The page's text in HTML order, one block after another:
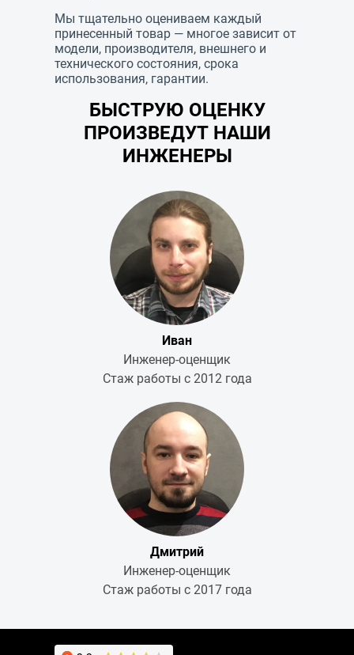
Мы тщательно оцениваем каждый
принесенный товар — многое зависит от
модели, производителя, внешнего и
технического состояния, срока
использования, гарантии.
БЫСТРУЮ ОЦЕНКУ
ПРОИЗВЕДУТ НАШИ
ИНЖЕНЕРЫ
Иван
Инженер-оценщик
Стаж работы с 2012 года
Дмитрий
Инженер-оценщик
Стаж работы с 2017 года